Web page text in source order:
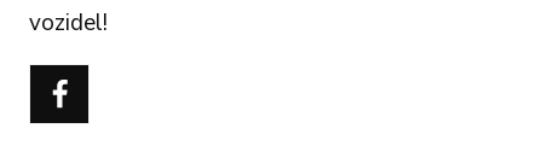
vozidel!